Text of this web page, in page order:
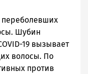
переболевших
Шубин
19 вызывает
волосы. По
против